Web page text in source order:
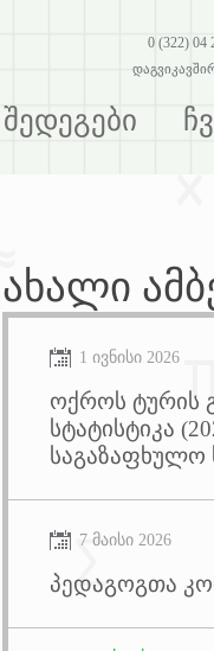
0 (322) 04
შედეგები
ახალი
1 ივნისი 2026
ოქროს ტურის
სტატისტიკა
საგაზაფხულო
7 მაისი 2026
პედაგოგთა